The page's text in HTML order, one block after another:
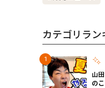
カテゴリラン
山
の